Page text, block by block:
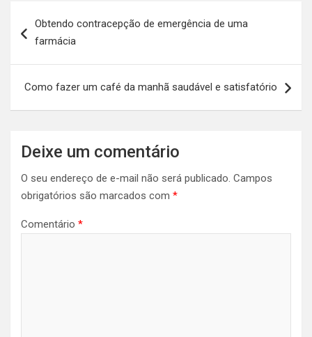
de
Obtendo contracepção de emergência de uma
farmácia
Como fazer um café da manhã saudável e satisfatório
Deixe um comentário
O seu endereço de e-mail não será publicado. Campos
obrigatórios são marcados com *
Comentário *